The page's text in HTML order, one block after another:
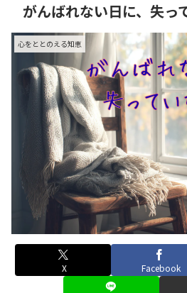
がんばれない日に、失っ
心をととのえる知恵
X Facebook